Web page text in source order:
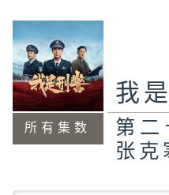
所有集数
我
第
张克